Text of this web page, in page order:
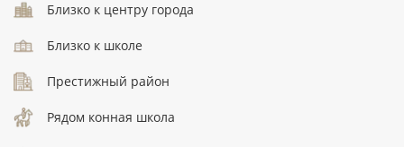
Близко к центру города
Близко к школе
Престижный район
Рядом конная школа